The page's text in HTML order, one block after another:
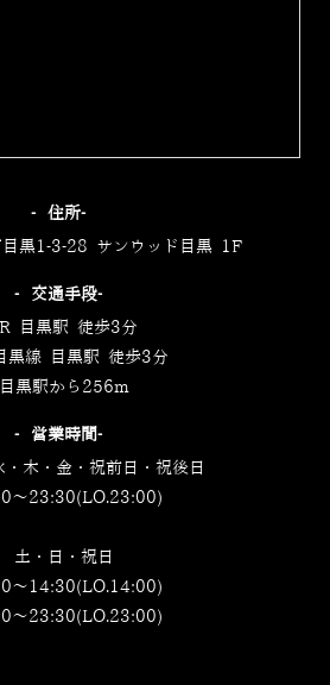
‐住所‐
目黒1-3-28 サンウッド目黒 1F
‐交通手段‐
目黒駅 徒歩3分
黒線 目黒駅 徒歩3分
目黒駅から256m
‐営業時間‐
・木・金・祝前日・祝後日
～23:30(LO.23:00)
土・日・祝日
～14:30(LO.14:00)
～23:30(LO.23:00)